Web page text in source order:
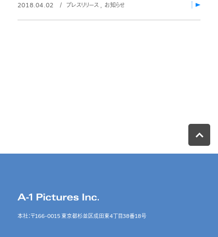
2018.04.02 プレスリリース お知らせ
本社：〒166-0015 東京都杉並区成田東4丁目38番18号